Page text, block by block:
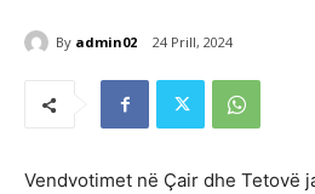
By admin02 24 Prill, 2024
Vendvotimet në Çair dhe Tetovë